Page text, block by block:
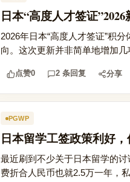
日本“高度人才签证
2026年日本“高度人才签证”积
向。这次更新并非简单地增加
点赞0 2 条回复 分享
PGWP
日本留学工签政策利好
最近刷到不少关于日本留学的
费折合人民币也就2.5万一年，